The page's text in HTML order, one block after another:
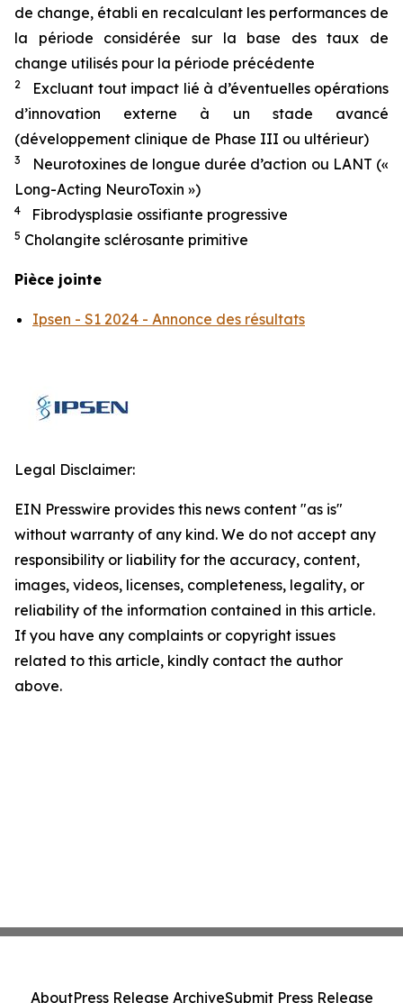
de change, établi en recalculant les performances de
la période considérée sur la base des taux de
change utilisés pour la période précédente
2
Excluant tout impact lié à d’éventuelles opérations
d’innovation externe à un stade avancé
(développement clinique de Phase III ou ultérieur)
3
Neurotoxines de longue durée d’action ou LANT («
Long-Acting NeuroToxin »)
4 Fibrodysplasie ossifiante progressive
5 Cholangite sclérosante primitive
Pièce jointe
Ipsen - S1 2024 - Annonce des résultats
Legal Disclaimer:
EIN Presswire provides this news content "as is"
without warranty of any kind. We do not accept any
responsibility or liability for the accuracy, content,
images, videos, licenses, completeness, legality, or
reliability of the information contained in this article.
If you have any complaints or copyright issues
related to this article, kindly contact the author
above.
AboutPress Release ArchiveSubmit Press Release